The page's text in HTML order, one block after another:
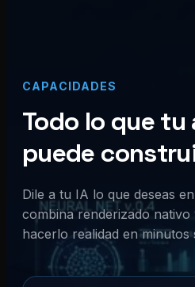
CAPACIDADES
Todo lo que tu
puede
Dile a tu IA lo que deseas
combina renderizado
hacerlo realidad en minutos